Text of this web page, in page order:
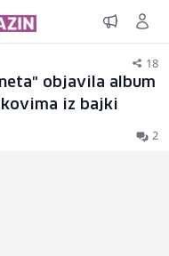
18
objavila album
iz bajki
2